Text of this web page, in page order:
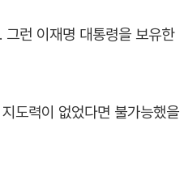
런 이재명 대통령을 보유한
도력이 없었다면 불가능했을